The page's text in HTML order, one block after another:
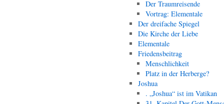
Der Traumreisende
Vortrag: Elementale
Der dreifache Spiegel
Die Kirche der Liebe
Elementale
Friedensbeitrag
Menschlichkeit
Platz in der Herberge?
Joshua
. „Joshua“ ist im Vatikan